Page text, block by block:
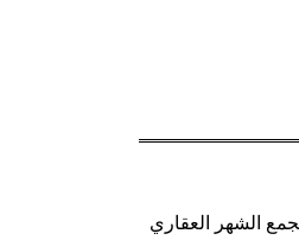
الشهر العقاري